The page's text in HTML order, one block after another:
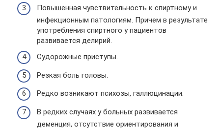
Повышенная чувствительность к спиртному и
инфекционным патологиям. Причем в результате
употребления спиртного у пациентов
развивается делирий.
Судорожные приступы.
Резкая боль головы.
Редко возникают психозы, галлюцинации.
В редких случаях у больных развивается
деменция, отсутствие ориентирования и